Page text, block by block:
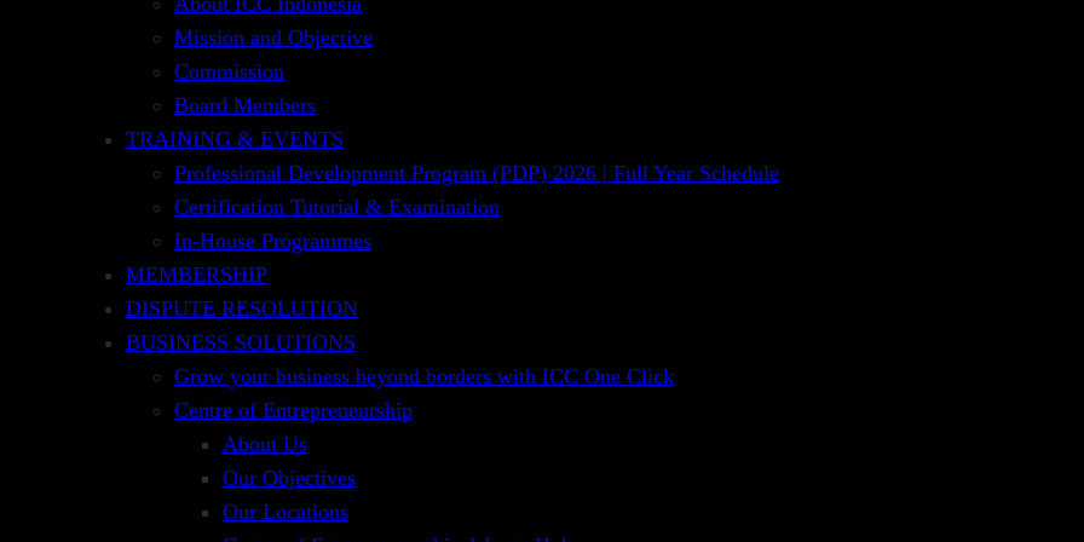
Mission and Objective
Commission
Board Members
TRAINING & EVENTS
Professional Development Program (PDP) 2026 | Full Year Schedule
Certification Tutorial & Examination
In-House Programmes
MEMBERSHIP
DISPUTE RESOLUTION
BUSINESS SOLUTIONS
Grow your business beyond borders with ICC One Click
Centre of Entrepreneurship
About Us
Our Objectives
Our Locations
dan tepat
Membantu peserta dalam memahami hal-hal terkait trade finance seperti yang tercakup
dalam cakupan pembelajaran di bawah
Meningkatkan kemampuan peserta dalam menyarankan segala sesuatu terkait dengan
international trade and finance kepada klien
Meningkatkan pemahamandan kemampuan analisa peserta terkait dengan proses
dan perdagangan internasional dan manajemen risiko, serta peran dan tanggungjawab setiap pihak
dan yang terlibat di dalamnya
CAKUPAN PEMBELAJARAN
The trade environment and the role of the